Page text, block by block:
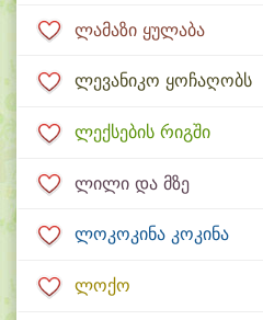
ლამაზი ყულაბა
ლევანიკო ყოჩაღობს
ლექსების რიგში
ლილი და მზე
ლოკოკინა კოკინა
ლოქო